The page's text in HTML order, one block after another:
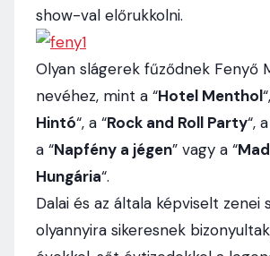
show-val előrukkolni.
Olyan slágerek fűződnek Fenyő
nevéhez, mint a “Hotel Menthol
Hintó“, a “Rock and Roll Party“,
a “Napfény a jégen” vagy a “
Hungária“.
Dalai és az általa képviselt zenei
olyannyira sikeresnek